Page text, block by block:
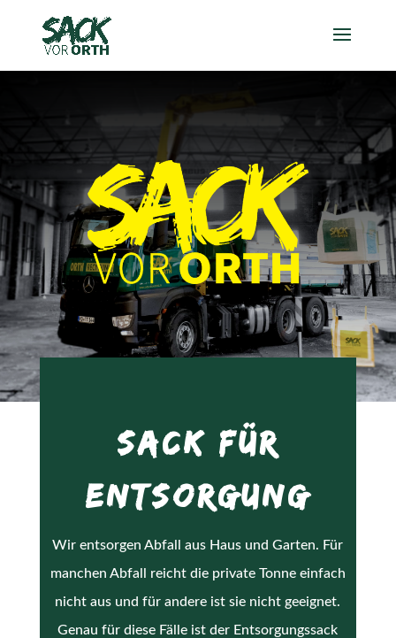
SACK FÜR
ENTSORGUNG
Wir entsorgen Abfall aus Haus und Garten. Für
manchen Abfall reicht die private Tonne einfach
nicht aus und für andere ist sie nicht geeignet.
Genau für diese Fälle ist der Entsorgungssack